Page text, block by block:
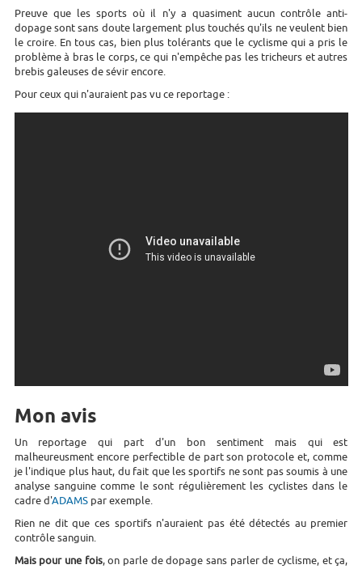
Preuve que les sports où il n'y a quasiment aucun contrôle anti-
dopage sont sans doute largement plus touchés qu'ils ne veulent bien
le croire. En tous cas, bien plus tolérants que le cyclisme qui a pris le
problème à bras le corps, ce qui n'empêche pas les tricheurs et autres
brebis galeuses de sévir encore.
Pour ceux qui n'auraient pas vu ce reportage :
Mon avis
Un reportage qui part d'un bon sentiment mais qui est
malheureusment encore perfectible de part son protocole et, comme
je l'indique plus haut, du fait que les sportifs ne sont pas soumis à une
analyse sanguine comme le sont régulièrement les cyclistes dans le
cadre d'ADAMSpar exemple.
Rien ne dit que ces sportifs n'auraient pas été détectés au premier
contrôle sanguin.
Mais pour une fois, on parle de dopage sans parler de cyclisme, et ça,